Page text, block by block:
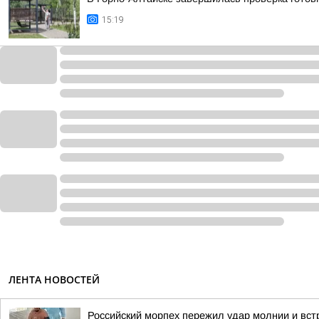
15:19
ЛЕНТА НОВОСТЕЙ
Российский морпех пережил удар молнии и